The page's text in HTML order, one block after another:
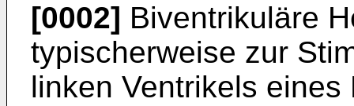
[0002] Biventrikuläre
typischerweise zur
linken Ventrikels